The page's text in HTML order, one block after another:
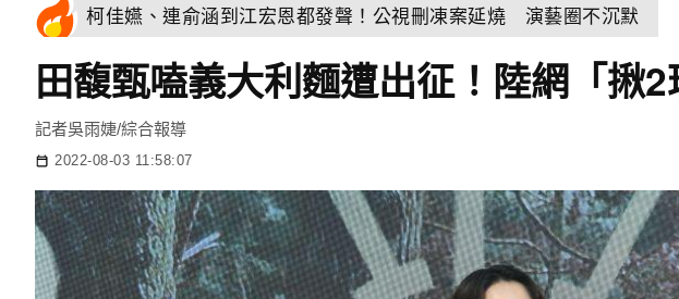
柯佳嬿、連俞涵到江宏恩都發聲！公視刪凍案延燒 演藝圈不沉默
田馥甄嗑義大利麵遭出征！陸網「揪
記者吳雨婕/綜合報導
2022-08-03 11:58:07